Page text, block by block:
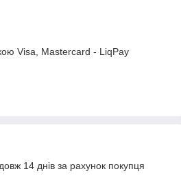
Visa, Mastercard - LiqPay
14 днів за рахунок покупця